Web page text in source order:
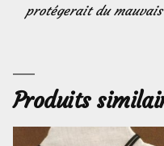
protégerait du
Produits